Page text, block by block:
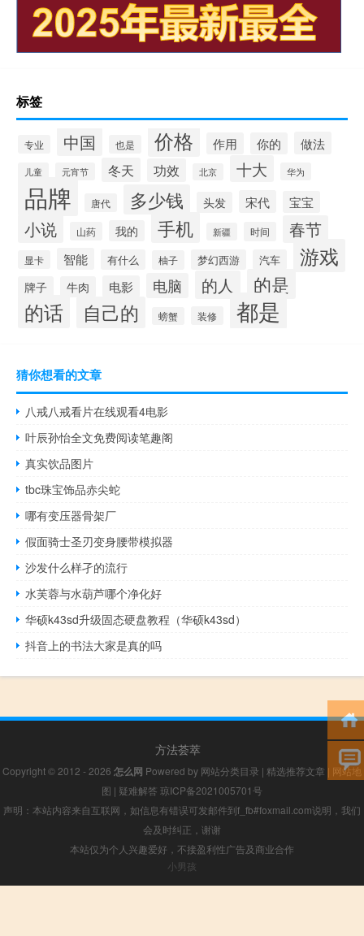
标签
专业 中国 也是 价格 作用 你的 做法
儿童 元宵节 冬天 功效 北京 十大 华为
品牌 唐代 多少钱 头发 宋代 宝宝
小说 山药 我的 手机 新疆 时间 春节
显卡 智能 有什么 柚子 梦幻西游 汽车 游戏
牌子 牛肉 电影 电脑 的人 的是
的话 自己的 螃蟹 装修 都是
猜你想看的文章
八戒八戒看片在线观看4电影
叶辰孙怡全文免费阅读笔趣阁
真实饮品图片
tbc珠宝饰品赤尖蛇
哪有变压器骨架厂
假面骑士圣刃变身腰带模拟器
沙发什么样孑的流行
水芙蓉与水葫芦哪个净化好
华硕k43sd升级固态硬盘教程（华硕k43sd）
抖音上的书法大家是真的吗
方法荟萃
Copyright © 2012 - 2026 怎么网 Powered by 网站分类目录 | 精选推荐文章 | 网站地
图 | 疑难解答 琼ICP备2021005701号
声明：本站内容来自互联网，如信息有错误可发邮件到f_fb#foxmail.com说明，我们
会及时纠正，谢谢
本站仅为个人兴趣爱好，不接盈利性广告及商业合作
小男孩